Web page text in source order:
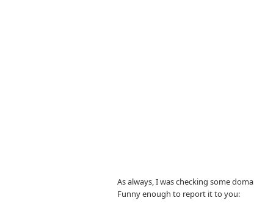
As always, I was checking some
Funny enough to report it to you: